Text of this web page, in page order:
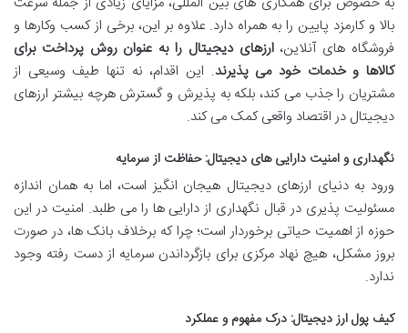
بالا و کارمزد پایین را به همراه دارد. علاوه بر این، برخی از کسب وکارها و
فروشگاه های آنلاین،ارزهای دیجیتال را به عنوان روش پرداخت برای
کالاها و خدمات خود می پذیرند. این اقدام، نه تنها طیف وسیعی از
مشتریان را جذب می کند، بلکه به پذیرش و گسترش هرچه بیشتر ارزهای
دیجیتال در اقتصاد واقعی کمک می کند.
نگهداری و امنیت دارایی های دیجیتال: حفاظت از سرمایه
ورود به دنیای ارزهای دیجیتال هیجان انگیز است، اما به همان اندازه
مسئولیت پذیری در قبال نگهداری از دارایی ها را می طلبد. امنیت در این
حوزه از اهمیت حیاتی برخوردار است؛ چرا که برخلاف بانک ها، در صورت
بروز مشکل، هیچ نهاد مرکزی برای بازگرداندن سرمایه از دست رفته وجود
ندارد.
کیف پول ارز دیجیتال: درک مفهوم و عملکرد